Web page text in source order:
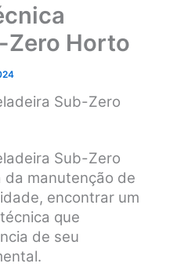
Zero Horto
Sub-Zero
Sub-Zero
manutenção de
encontrar um
que
de seu